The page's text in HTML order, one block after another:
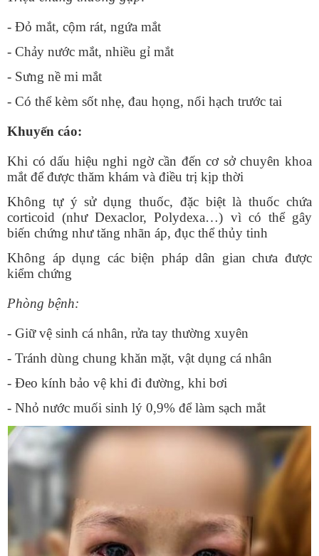
- Đỏ mắt, cộm rát, ngứa mắt
- Chảy nước mắt, nhiều gỉ mắt
- Sưng nề mi mắt
- Có thể kèm sốt nhẹ, đau họng, nổi hạch trước tai
Khuyến cáo:
Khi có dấu hiệu nghi ngờ cần đến cơ sở chuyên khoa
mắt để được thăm khám và điều trị kịp thời
Không tự ý sử dụng thuốc, đặc biệt là thuốc chứa
corticoid (như Dexaclor, Polydexa…) vì có thể gây
biến chứng như tăng nhãn áp, đục thể thủy tinh
Không áp dụng các biện pháp dân gian chưa được
kiểm chứng
Phòng bệnh:
- Giữ vệ sinh cá nhân, rửa tay thường xuyên
- Tránh dùng chung khăn mặt, vật dụng cá nhân
- Đeo kính bảo vệ khi đi đường, khi bơi
- Nhỏ nước muối sinh lý 0,9% để làm sạch mắt